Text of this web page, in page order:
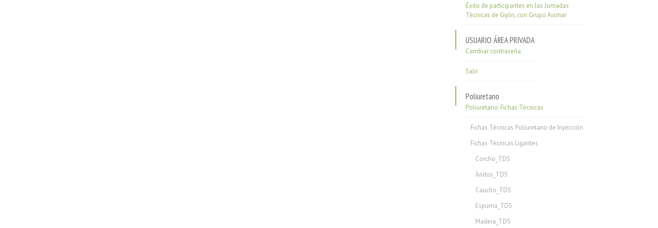
Éxito de participantes en las Jornadas
Técnicas de Gijón, con Grupo Aismar
USUARIO ÁREA PRIVADA
Cambiar contraseña
Salir
Poliuretano
Poliuretano: Fichas Técnicas
Fichas Técnicas Poliuretano de Inyección
Fichas Técnicas Ligantes
Corcho_TDS
Áridos_TDS
Caucho_TDS
Espuma_TDS
Madera_TDS